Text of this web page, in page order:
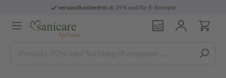
versandkostenfreiab 29 € und für E-Rezepte